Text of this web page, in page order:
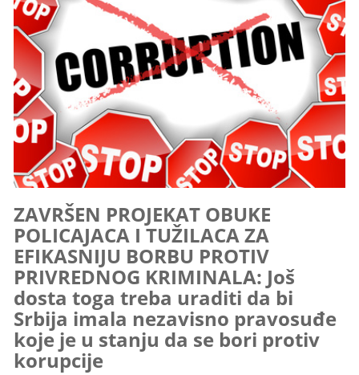
ZAVRŠEN PROJEKAT OBUKE
POLICAJACA I TUŽILACA ZA
EFIKASNIJU BORBU PROTIV
PRIVREDNOG KRIMINALA: Još
dosta toga treba uraditi da bi
Srbija imala nezavisno pravosuđe
koje je u stanju da se bori protiv
korupcije